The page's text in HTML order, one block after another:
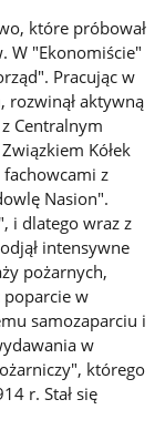
które próbował
W "Ekonomiście"
Pracując w
rozwinął aktywną
Centralnym
Kółek
fachowcami z
Nasion".
i dlatego wraz z
intensywne
pożarnych,
poparcie w
samozaparciu i
w
którego
r. Stał się